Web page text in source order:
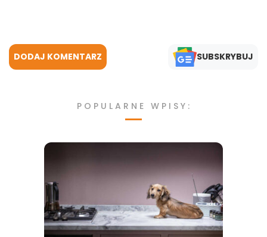
DODAJ KOMENTARZ SUBSKRYBUJ
POPULARNE WPISY: